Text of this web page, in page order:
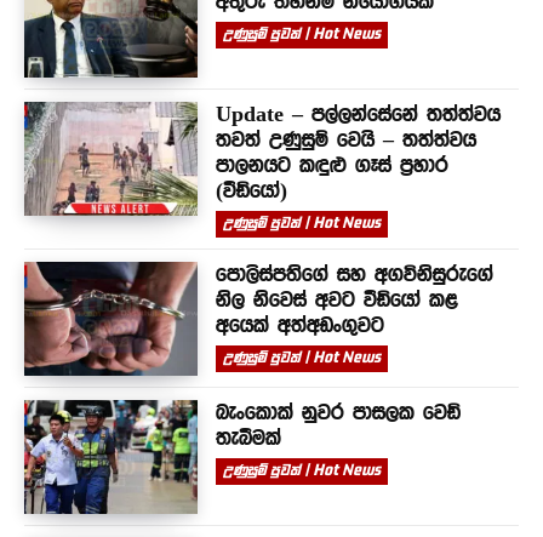
උණුසුම් පුවත් | Hot News
Update – පල්ලන්සේනේ තත්ත්වය
තවත් උණුසුම් වෙයි – තත්ත්වය
පාලනයට කඳුළු ගෑස් ප්‍රහාර
(වීඩියෝ)
උණුසුම් පුවත් | Hot News
පොලිස්පතිගේ සහ අගවිනිසුරුගේ
නිල නිවෙස් අවට වීඩියෝ කළ
අයෙක් අත්අඩංගුවට
උණුසුම් පුවත් | Hot News
බැංකොක් නුවර පාසලක වෙඩි
තැබීමක්
උණුසුම් පුවත් | Hot News